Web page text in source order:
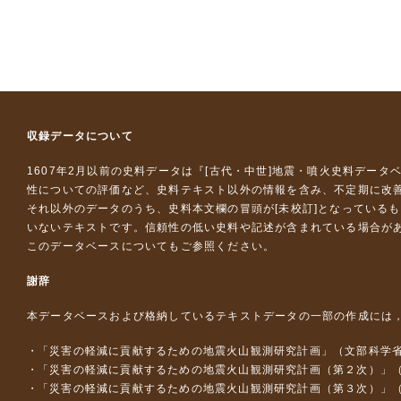
収録データについて
1607年2月以前の史料データは『 [古代・中世]地震・噴火史料データ
性についての評価など、史料テキスト以外の情報を含み、不定期に改
それ以外のデータのうち、史料本文欄の冒頭が[未校訂]となっている
いないテキストです。信頼性の低い史料や記述が含まれている場合が
このデータベースについて もご参照ください。
謝辞
本データベースおよび格納しているテキストデータの一部の作成には
「災害の軽減に貢献するための地震火山観測研究計画」（文部科学
「災害の軽減に貢献するための地震火山観測研究計画（第２次）」
「災害の軽減に貢献するための地震火山観測研究計画（第３次）」